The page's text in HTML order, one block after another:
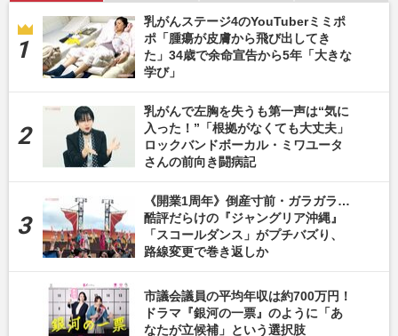
乳がんステージ4のYouTuberミミポ
ポ「腫瘍が皮膚から飛び出してき
た」34歳で余命宣告から5年「大きな
学び」
乳がんで左胸を失うも第一声は“気に
入った！”「根拠がなくても大丈夫」
ロックバンドボーカル・ミワユータ
さんの前向き闘病記
《開業1周年》倒産寸前・ガラガラ…
酷評だらけの『ジャングリア沖縄』
「スコールダンス」がプチバズり、
路線変更で巻き返しか
市議会議員の平均年収は約700万円！
ドラマ『銀河の一票』のように「あ
なたが立候補」という選択肢